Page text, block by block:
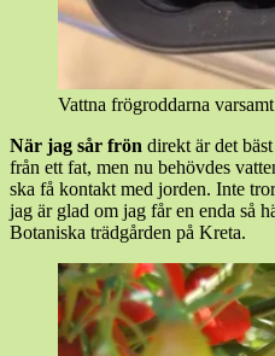
Vattna frögroddarna
När jag sår frön direkt är det
från ett fat, men nu behövdes
ska få kontakt med jorden. Inte
jag är glad om jag får en enda så
Botaniska trädgården på Kreta.